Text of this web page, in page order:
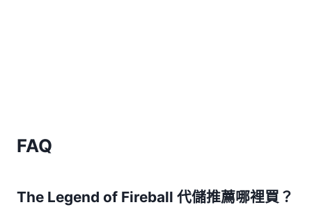
FAQ
The Legend of Fireball 代儲推薦哪裡買？